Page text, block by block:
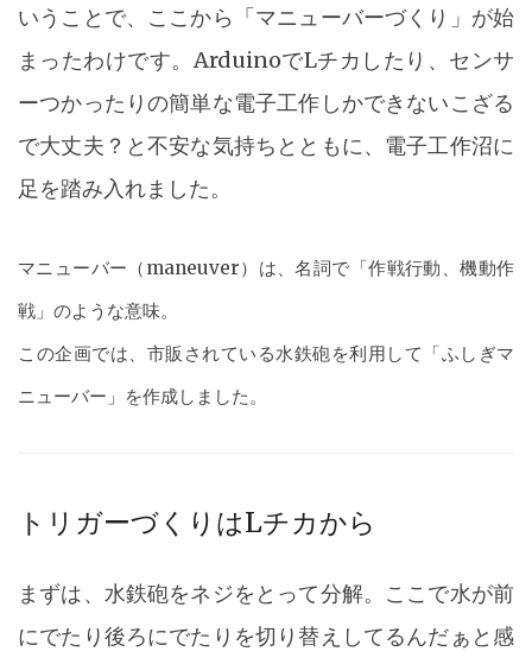
いうことで、ここから「マニューバーづくり」が始
まったわけです。ArduinoでLチカしたり、センサ
ーつかったりの簡単な電子工作しかできないこざる
で大丈夫？と不安な気持ちとともに、電子工作沼に
足を踏み入れました。
マニューバー（maneuver）は、名詞で「作戦行動、機動作
戦」のような意味。
この企画では、市販されている水鉄砲を利用して「ふしぎマ
ニューバー」を作成しました。
トリガーづくりはLチカから
まずは、水鉄砲をネジをとって分解。ここで水が前
にでたり後ろにでたりを切り替えしてるんだぁと感